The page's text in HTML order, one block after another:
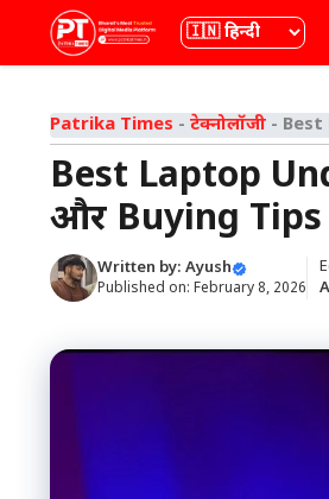
content
भाषा
Patrika Times - टेक्नोलॉजी - Best
Best Laptop
और Buying Tips
Written by: Ayush
Published on: February 8, 2026